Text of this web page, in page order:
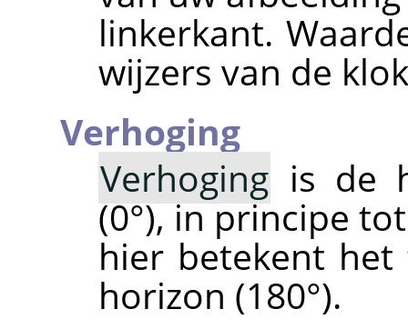
linkerkant.
wijzers van de
Verhoging
Verhoging is de
(0°), in principe
hier betekent het
horizon (180°).